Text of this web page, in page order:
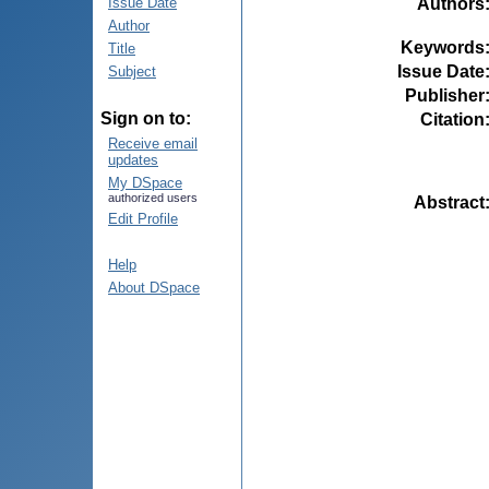
Author
Title
Subject
Sign on to:
Receive email
updates
My DSpace
authorized users
Edit Profile
Help
About DSpace
Keywords
Issue Date
Publisher
Citation
Abstract